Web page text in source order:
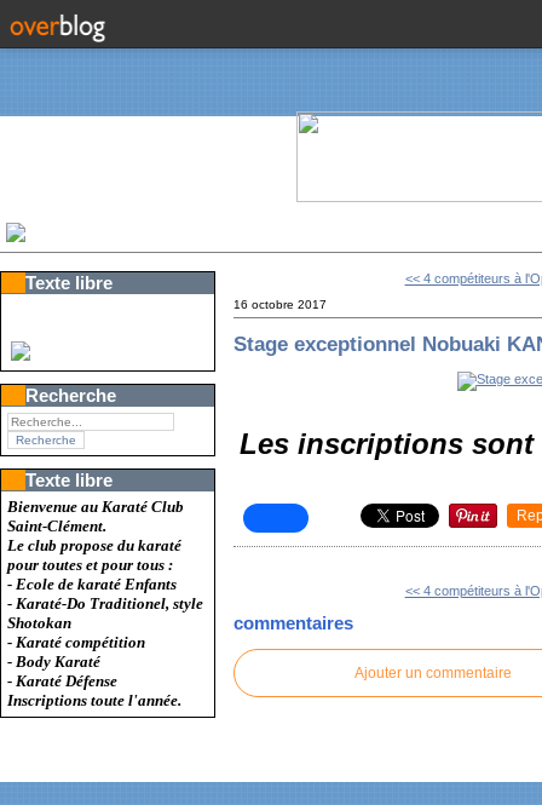
Texte libre
Recherche
Texte libre
Bienvenue au Karaté Club
Saint-Clément.
Le club propose du karaté
pour toutes et pour tous :
- Ecole de karaté Enfants
- Karaté-Do Traditionel, style
Shotokan
- Karaté compétition
- Body Karaté
- Karaté Défense
Inscriptions toute l'année.
<< 4 compétiteurs à
16 octobre 2017
Stage exceptionnel Nobuaki
Les inscriptions sont
<< 4 compétiteurs à
commentaires
Ajouter un commentaire